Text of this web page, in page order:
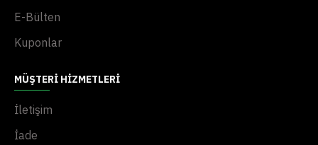
E-Bülten
Kuponlar
MÜŞTERI HIZMETLERI
İletişim
İade